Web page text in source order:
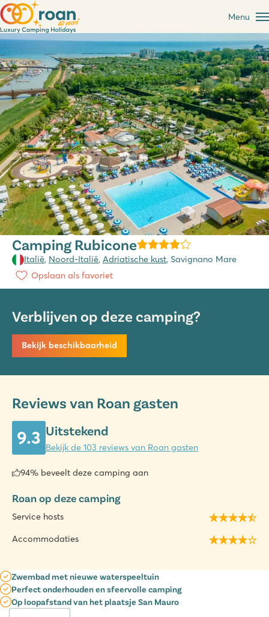
Menu
Camping Rubicone
Italië, Noord-Italië, Adriatische kust, Savignano Mare
Opslaan als favoriet
Verblijven op deze camping?
Bekijk beschikbaarheid
Reviews van Roan gasten
9.3 Uitstekend
Bekijk de 103 reviews van Roan gasten
94% beveelt deze camping aan
Roan op deze camping
Service hosts
Accommodaties
Zwembad met nieuwe waterspeeltuin
Perfect onderhouden en sfeervolle camping
Op loopafstand van het plaatsje San Mauro